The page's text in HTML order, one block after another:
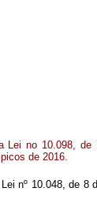
no 10.098, de
de 2016.
nº 10.048, de 8